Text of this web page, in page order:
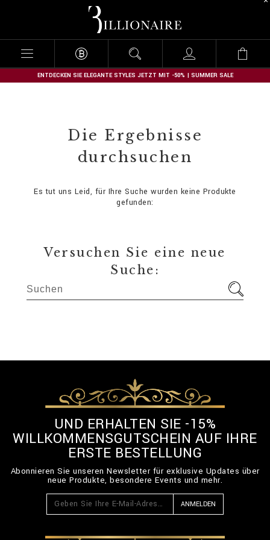
l
l
o
n
ENTDECKEN SIE ELEGANTE STYLES JETZT MIT -50% | SUMMER SALE
Die Ergebnisse
durchsuchen
Es tut uns Leid, für Ihre Suche wurden keine Produkte
gefunden:
Versuchen Sie eine neue
Suche:
UND ERHALTEN SIE -15%
WILLKOMMENSGUTSCHEIN AUF IHRE
ERSTE BESTELLUNG
Abonnieren Sie unseren Newsletter für exklusive Updates über
neue Produkte, besondere Events und mehr.
ANMELDEN